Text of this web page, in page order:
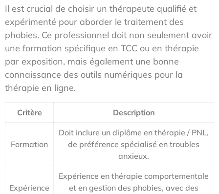
Il est crucial de choisir un thérapeute qualifié et
expérimenté pour aborder le traitement des
phobies. Ce professionnel doit non seulement avoir
une formation spécifique en TCC ou en thérapie
par exposition, mais également une bonne
connaissance des outils numériques pour la
thérapie en ligne.
Critère Description
Formation
Doit inclure un diplôme en thérapie / PNL,
de préférence spécialisé en troubles
anxieux.
Expérience
Expérience en thérapie comportementale
et en gestion des phobies, avec des